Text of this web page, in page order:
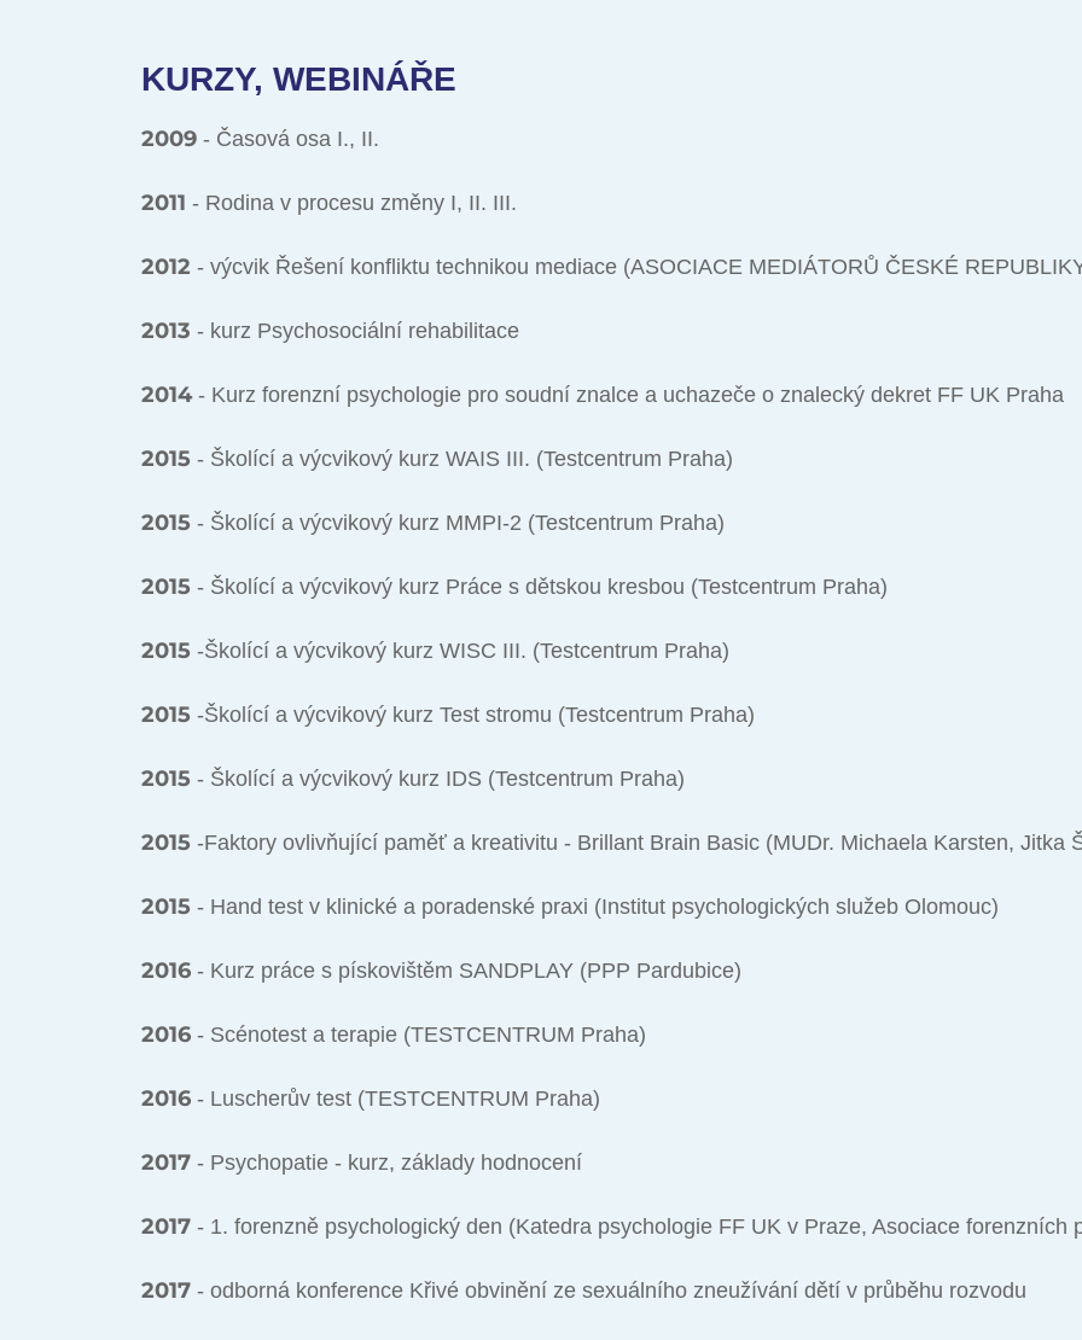
KURZY, WEBINÁŘE
2009 - Časová osa I., II.
2011 - Rodina v procesu změny I, II. III.
2012 - výcvik Řešení konfliktu technikou mediace (ASOCIACE MEDIÁTORŮ ČESKÉ
2013 - kurz Psychosociální rehabilitace
2014- Kurz forenzní psychologie pro soudní znalce a uchazeče o znalecký dekret FF UK Praha
2015 - Školící a výcvikový kurz WAIS III. (Testcentrum Praha)
2015 - Školící a výcvikový kurz MMPI-2 (Testcentrum Praha)
2015 - Školící a výcvikový kurz Práce s dětskou kresbou (Testcentrum Praha)
2015 -Školící a výcvikový kurz WISC III. (Testcentrum Praha)
2015 -Školící a výcvikový kurz Test stromu (Testcentrum Praha)
2015 - Školící a výcvikový kurz IDS (Testcentrum Praha)
2015 -Faktory ovlivňující paměť a kreativitu - Brillant Brain Basic (MUDr. Michaela Karsten, Jitka
2015 - Hand test v klinické a poradenské praxi (Institut psychologických služeb Olomouc)
2016 - Kurz práce s pískovištěm SANDPLAY (PPP Pardubice)
2016 - Scénotest a terapie (TESTCENTRUM Praha)
2016 - Luscherův test (TESTCENTRUM Praha)
2017 - Psychopatie - kurz, základy hodnocení
2017 - 1. forenzně psychologický den (Katedra psychologie FF UK v Praze, Asociace forenzních
2017 - odborná konference Křivé obvinění ze sexuálního zneužívání dětí v průběhu rozvodu